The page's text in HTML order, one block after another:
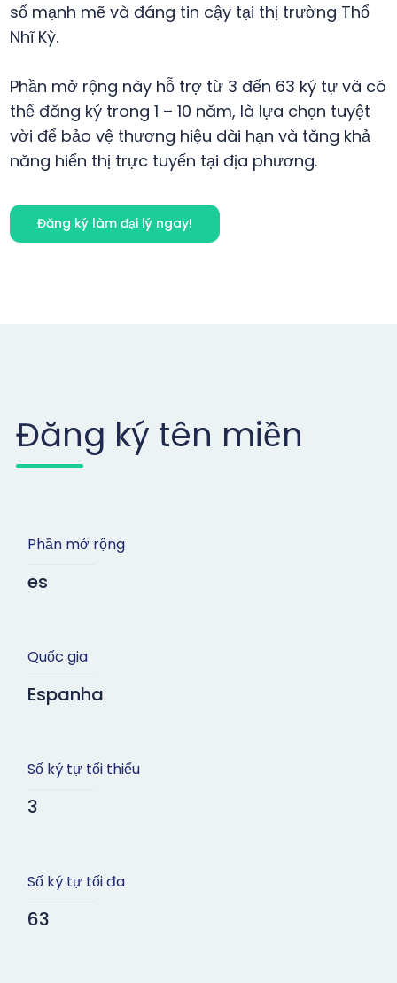
số mạnh mẽ và đáng tin cậy tại thị trường Thổ
Nhĩ Kỳ.
Phần mở rộng này hỗ trợ từ 3 đến 63 ký tự và có
thể đăng ký trong 1 – 10 năm, là lựa chọn tuyệt
vời để bảo vệ thương hiệu dài hạn và tăng khả
năng hiển thị trực tuyến tại địa phương.
Đăng ký làm đại lý ngay!
Đăng ký tên miền
Phần mở rộng
es
Quốc gia
Espanha
Số ký tự tối thiểu
3
Số ký tự tối đa
63